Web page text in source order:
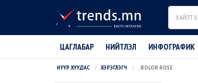
Search
ЦАГЛАБАР НИЙТЛЭЛ ИНФОГРАФИК
НҮҮР ХУУДАС ХЭРЭГЛЭГЧ . BOLOR ROSE